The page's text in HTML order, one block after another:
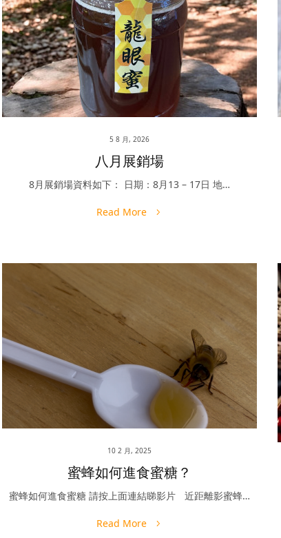
5 8 月, 2026
八月展銷場
8月展銷場資料如下： 日期：8月13 – 17日 地…
Read More
10 2 月, 2025
蜜蜂如何進食蜜糖？
蜜蜂如何進食蜜糖 請按上面連結睇影片 近距離影蜜蜂…
Read More